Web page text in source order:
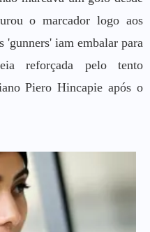
o marcador logo aos
'gunners' iam embalar para
reforçada pelo tento
Piero Hincapie após o